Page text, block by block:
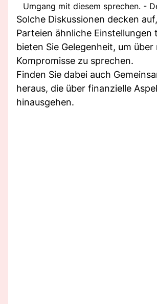
Umgang mit diesem sprechen. -
Solche Diskussionen decken
Parteien ähnliche Einstellungen
bieten Sie Gelegenheit, um
Kompromisse zu sprechen.
Finden Sie dabei auch
heraus, die über finanzielle
hinausgehen.